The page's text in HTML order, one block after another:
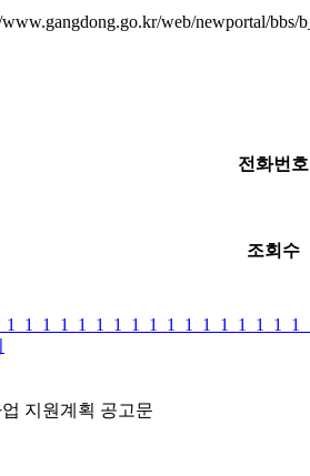
web/newportal/bbs/
전화번호
조회수
지원계획 공고문